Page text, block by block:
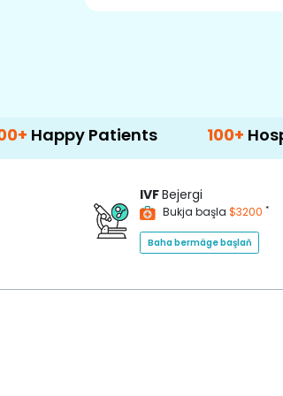
Patients 100+ Hospitals &
IVFBejergi
Bukja başla $3200 *
Baha bermäge başlaň